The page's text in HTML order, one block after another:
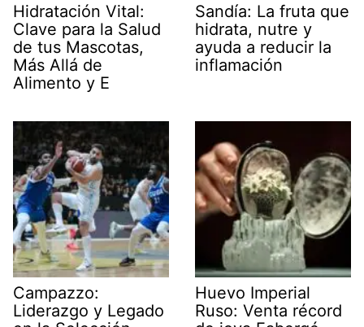
Hidratación Vital:
Clave para la Salud
de tus Mascotas,
Más Allá de
Alimento y E
Sandía: La fruta que
hidrata, nutre y
ayuda a reducir la
inflamación
Campazzo:
Liderazgo y Legado
Huevo Imperial
Ruso: Venta récord